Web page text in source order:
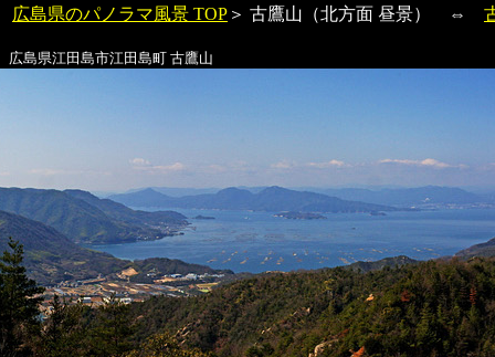
広島県のパノラマ風景 TOP ＞ 古鷹山 （北方面 昼景） ⇔
広島県江田島市江田島町 古鷹山